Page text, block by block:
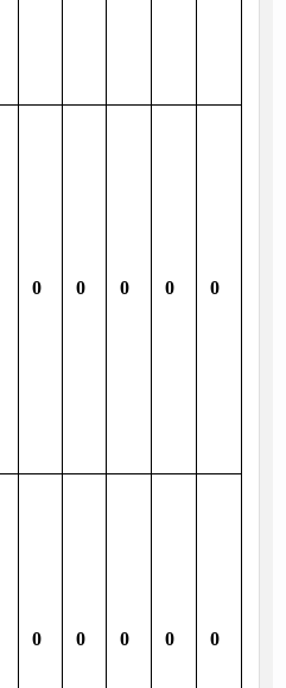
0 0 0 0 0
0 0 0 0 0